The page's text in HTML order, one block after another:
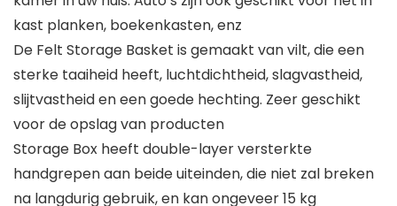
kast planken, boekenkasten, enz
De Felt Storage Basket is gemaakt van vilt, die een
sterke taaiheid heeft, luchtdichtheid, slagvastheid,
slijtvastheid en een goede hechting. Zeer geschikt
voor de opslag van producten
Storage Box heeft double-layer versterkte
handgrepen aan beide uiteinden, die niet zal breken
na langdurig gebruik, en kan ongeveer 15 kg